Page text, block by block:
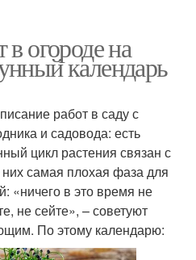
в огороде на
календарь
работ в саду с
и садовода: есть
цикл растения связан с
самая плохая фаза для
«ничего в это время не
не сейте», – советуют
По этому календарю: